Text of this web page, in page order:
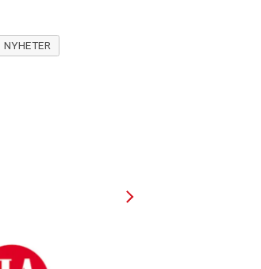
NYHETER